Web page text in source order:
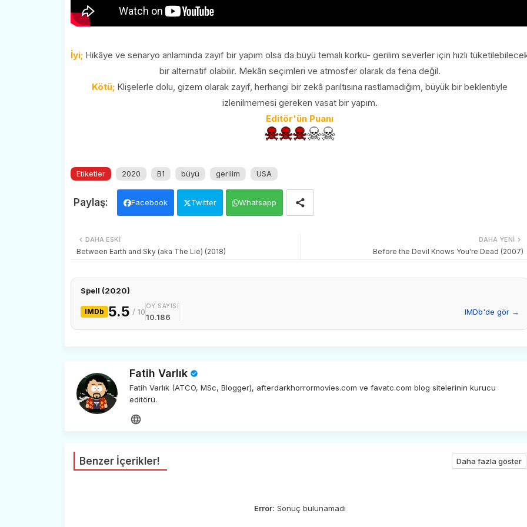
İyi; Hikâye ve senaryo anlamında zayıf bir yapım olsa da büyü temalı korku- gerilim severler için hızlı
bir alternatif olabilir. Mekân seçimleri ve atmosfer olarak da fena değil.
Kötü; Klişelerle dolu, gizem olarak zayıf, herhangi bir zekâ parıltısına rastlamadığım, büyük bir beklentiyle
izlenilmemesi gereken vasat bir yapım.
Editör'ün Puanı
Etiketler 2020 B1 büyü gerilim USA
Facebook Twitter Whatsapp
DAHA YENI
Before the Devil Knows You're Dead (2007)
DAHA ESKI
Between Earth and Sky (aka The Lie) (2018)
Spell (2020)
IMDb 5.5 / 10
OY SAYISI
10.186
IMDb'de gör →
Fatih Varlık
Fatih Varlık (ATCO, MSc, Blogger), afterdarkhorrormovies.com ve favatc.com blog sitelerinin kurucu
editörü.
Benzer İçerikler! Daha fazla göster
Error: Sonuç bulunamadı